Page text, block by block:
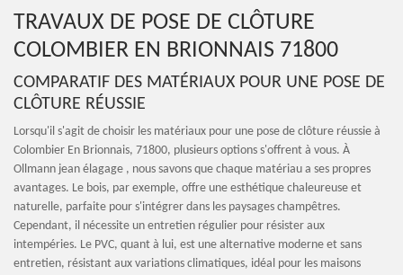
TRAVAUX DE POSE DE CLÔTURE
COLOMBIER EN BRIONNAIS 71800
COMPARATIF DES MATÉRIAUX POUR UNE POSE DE
CLÔTURE RÉUSSIE
Lorsqu'il s'agit de choisir les matériaux pour une pose de clôture réussie à
Colombier En Brionnais, 71800, plusieurs options s'offrent à vous. À
Ollmann jean élagage , nous savons que chaque matériau a ses propres
avantages. Le bois, par exemple, offre une esthétique chaleureuse et
naturelle, parfaite pour s'intégrer dans les paysages champêtres.
Cependant, il nécessite un entretien régulier pour résister aux
intempéries. Le PVC, quant à lui, est une alternative moderne et sans
entretien, résistant aux variations climatiques, idéal pour les maisons